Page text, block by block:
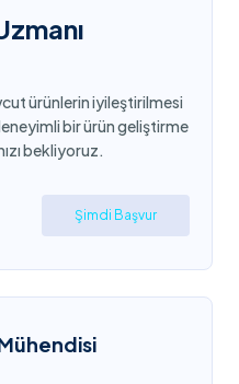
ürünlerin iyileştirilmesi
bir ürün geliştirme
bekliyoruz.
Şimdi Başvur